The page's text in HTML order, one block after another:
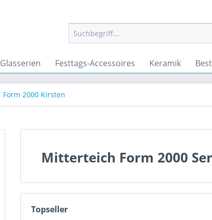
Festtags-Accessoires Keramik
Form 2000 Kirsten
Mitterteich Form 2000
Topseller